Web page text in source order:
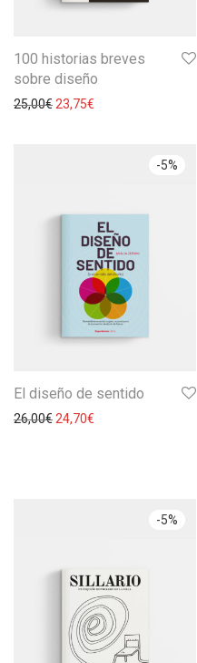
100 historias breves
sobre diseño
25,00€23,75€
-5%
El diseño de sentido
26,00€24,70€
-5%